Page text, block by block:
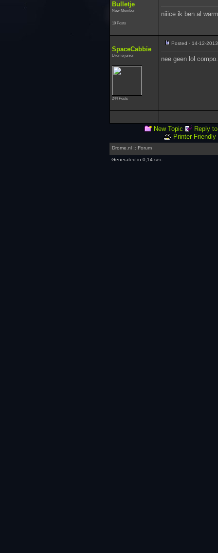
Bulletje
New Member
19 Posts
niiice ik ben al
SpaceCabbie
Drome junior
244 Posts
Posted - 14-12-
nee geen lol
New Topic
Reply
Printer Friendly
Drome.nl :: Forum
Generated in 0,14 sec.